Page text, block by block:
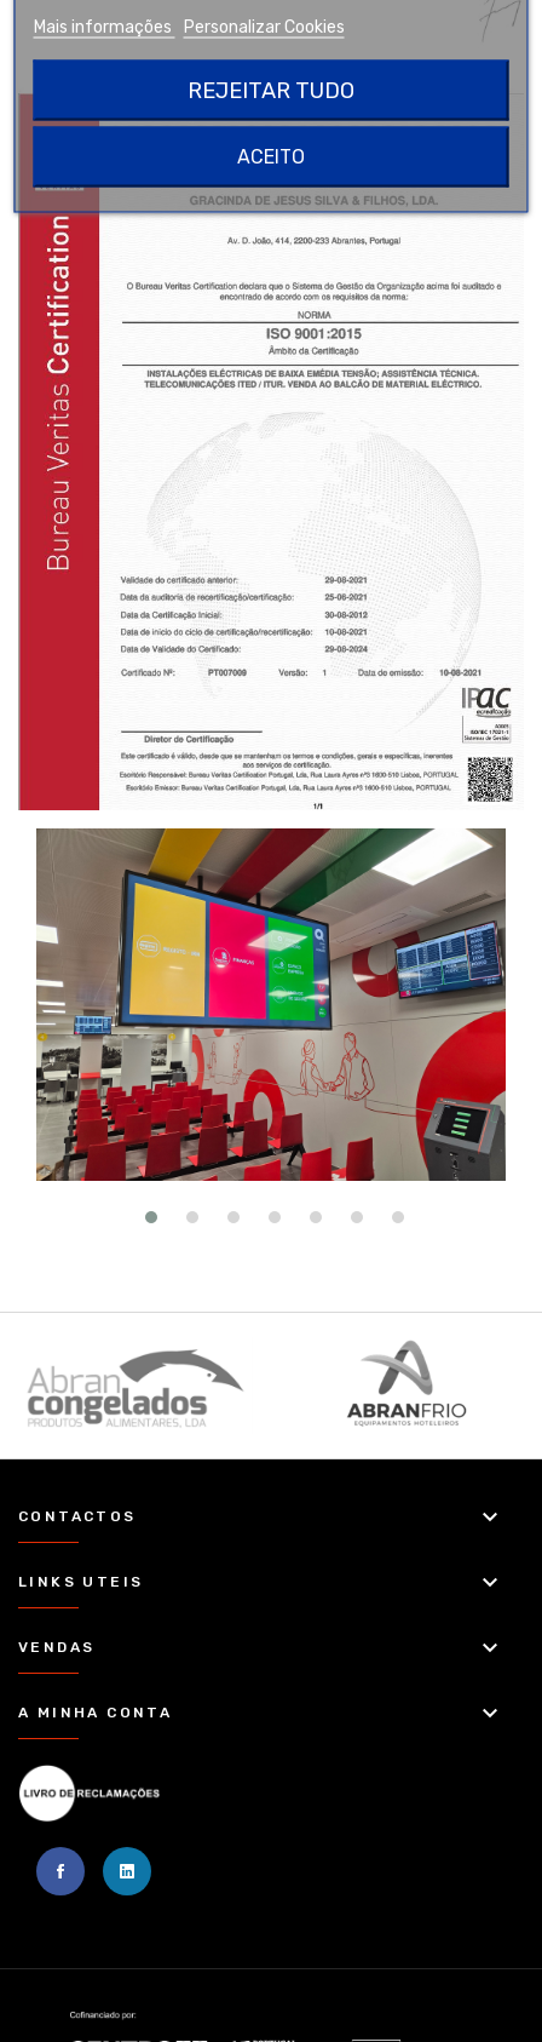
CONTACTOS keyboard_arrow_down
LINKS UTEIS keyboard_arrow_down
VENDAS keyboard_arrow_down
A MINHA CONTA keyboard_arrow_down
Mais informações Personalizar Cookies
REJEITAR TUDO
ACEITO